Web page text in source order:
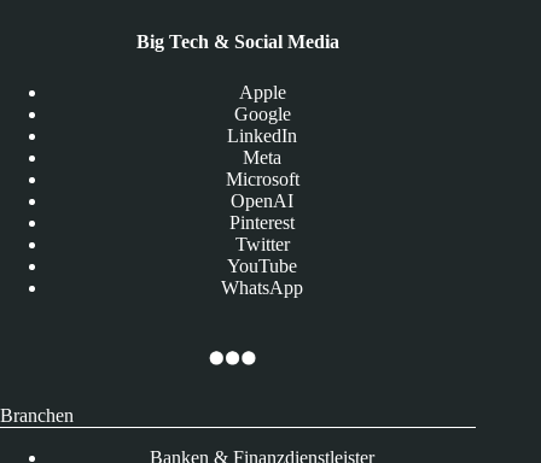
Big Tech & Social Media
Apple
Google
LinkedIn
Meta
Microsoft
OpenAI
Pinterest
Twitter
YouTube
WhatsApp
Branchen
Banken & Finanzdienstleister